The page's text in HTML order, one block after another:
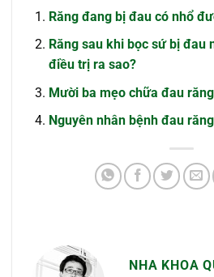
Răng đang bị đau có nhổ
Răng sau khi bọc sứ bị đau
điều trị ra sao?
Mười ba mẹo chữa đau
Nguyên nhân bệnh đau
NHA KHOA